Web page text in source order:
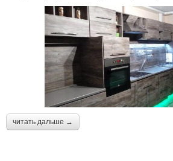
читать дальше →